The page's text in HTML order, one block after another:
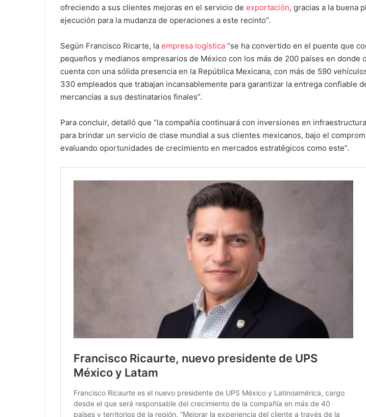
ofreciendo a sus clientes mejoras en el servicio de exportación, gracias a la buena
ejecución para la mudanza de operaciones a este recinto”.
Según Francisco Ricarte, la empresa logística “se ha convertido en el puente que
pequeños y medianos empresarios de México con los más de 200 países en donde
cuenta con una sólida presencia en la República Mexicana, con más de 590
330 empleados que trabajan incansablemente para garantizar la entrega confiable
mercancías a sus destinatarios finales”.
Para concluir, detalló que “la compañía continuará con inversiones en
para brindar un servicio de clase mundial a sus clientes mexicanos, bajo el
evaluando oportunidades de crecimiento en mercados estratégicos como este”.